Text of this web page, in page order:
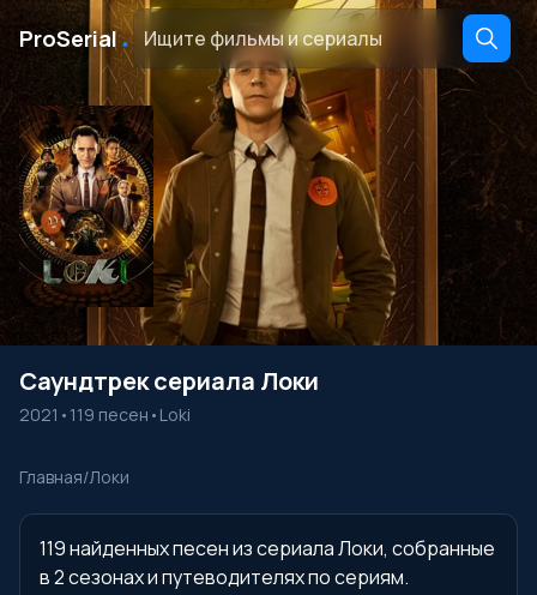
ProSerial․
Саундтрек сериала Локи
2021 • 119 песен • Loki
Главная/Локи
119 найденных песен из сериала Локи, собранные
в 2 сезонах и путеводителях по сериям.